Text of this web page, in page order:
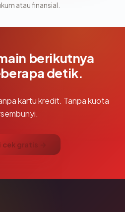
atau finansial.
berikutnya
detik.
kartu kredit. Tanpa kuota
cek gratis →